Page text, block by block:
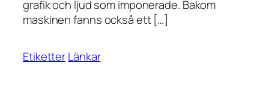
grafik och ljud som imponerade. Bakom
maskinen fanns också ett […]
EtiketterLänkar